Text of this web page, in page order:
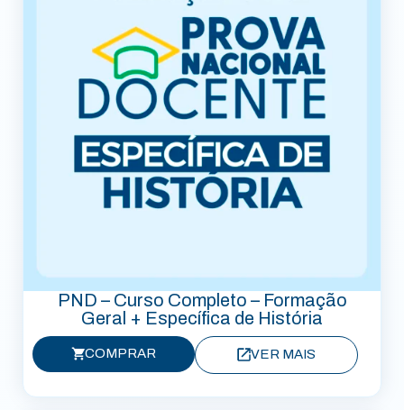
PND – Curso Completo – Formação
Geral + Específica de História
COMPRAR VER MAIS